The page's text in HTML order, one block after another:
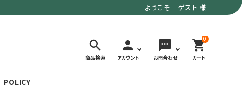
ようこそ ゲスト 様
search
商品検索
person
アカウント
sms
お問合わせ
0
shopping_cart
カート
POLICY